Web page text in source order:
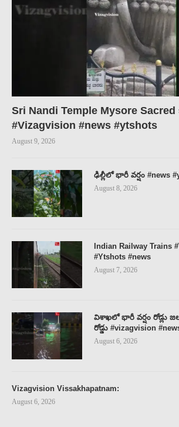
Sri Nandi Temple Mysore Sacred
#Vizagvision #news #ytshots
August 9, 2026
ఢిల్లీలో భారీ వర్షం #news
August 8, 2026
Indian Railway Trains
#Ytshots #news
August 7, 2026
విశాఖలో భారీ వర్షం రోడ్లు
రోడ్డు #vizagvision
August 6, 2026
Vizagvision Vissakhapatnam:
August 6, 2026